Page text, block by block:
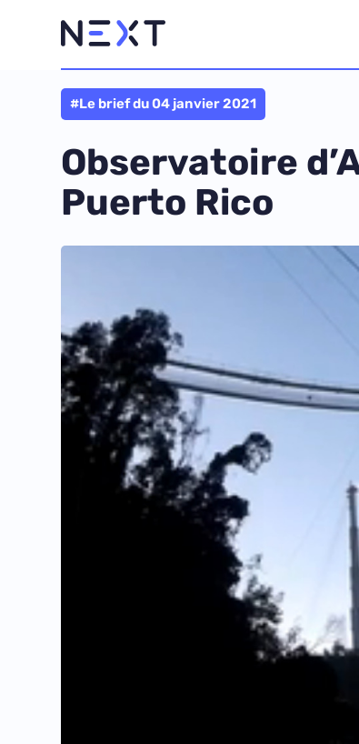
#Le brief du 04 janvier 2021
Observatoire
Puerto Rico